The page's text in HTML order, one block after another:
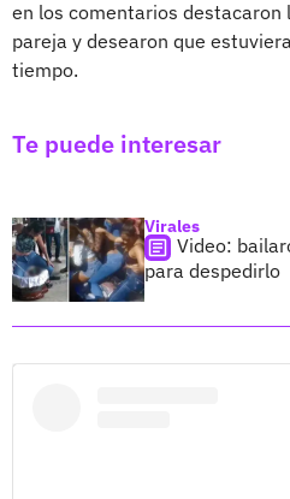
en los comentarios destacaron
pareja y desearon que
tiempo.
Te puede interesar
Virales
Video:
para despedirlo